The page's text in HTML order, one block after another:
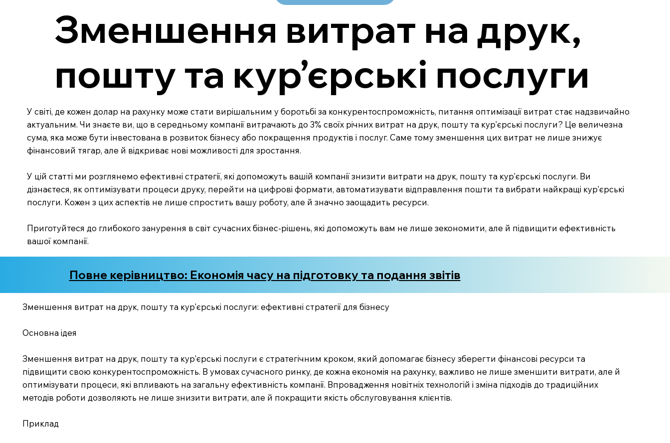
Зменшення витрат на друк,
пошту та кур’єрські послуги
У світі, де кожен долар на рахунку може стати вирішальним у боротьбі за конкурентоспроможність, питання оптимізації витрат стає надзвичайно
актуальним. Чи знаєте ви, що в середньому компанії витрачають до 3% своїх річних витрат на друк, пошту та кур'єрські послуги? Це величезна
сума, яка може бути інвестована в розвиток бізнесу або покращення продуктів і послуг. Саме тому зменшення цих витрат не лише знижує
фінансовий тягар, але й відкриває нові можливості для зростання.
У цій статті ми розглянемо ефективні стратегії, які допоможуть вашій компанії знизити витрати на друк, пошту та кур'єрські послуги. Ви
дізнаєтеся, як оптимізувати процеси друку, перейти на цифрові формати, автоматизувати відправлення пошти та вибрати найкращі кур'єрські
послуги. Кожен з цих аспектів не лише спростить вашу роботу, але й значно заощадить ресурси.
Приготуйтеся до глибокого занурення в світ сучасних бізнес-рішень, які допоможуть вам не лише зекономити, але й підвищити ефективність
вашої компанії.
Повне керівництво: Економія часу на підготовку та подання звітів
Зменшення витрат на друк, пошту та кур'єрські послуги: ефективні стратегії для бізнесу
Основна ідея
Зменшення витрат на друк, пошту та кур'єрські послуги є стратегічним кроком, який допомагає бізнесу зберегти фінансові ресурси та
підвищити свою конкурентоспроможність. В умовах сучасного ринку, де кожна економія на рахунку, важливо не лише зменшити витрати, але й
оптимізувати процеси, які впливають на загальну ефективність компанії. Впровадження новітніх технологій і зміна підходів до традиційних
методів роботи дозволяють не лише знизити витрати, але й покращити якість обслуговування клієнтів.
Приклад